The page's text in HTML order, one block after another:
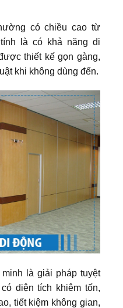
có chiều cao từ
là có khả năng di
thiết kế gọn gàng,
khi không dùng đến.
minh là giải pháp tuyệt
diện tích khiêm tốn,
tiết kiệm không gian,